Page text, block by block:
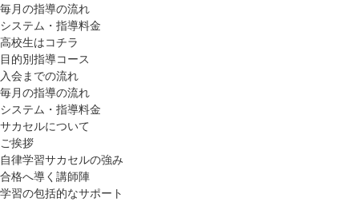
毎月の指導の流れ
システム・指導料金
高校生はコチラ
目的別指導コース
入会までの流れ
毎月の指導の流れ
システム・指導料金
サカセルについて
ご挨拶
自律学習サカセルの強み
合格へ導く講師陣
学習の包括的なサポート